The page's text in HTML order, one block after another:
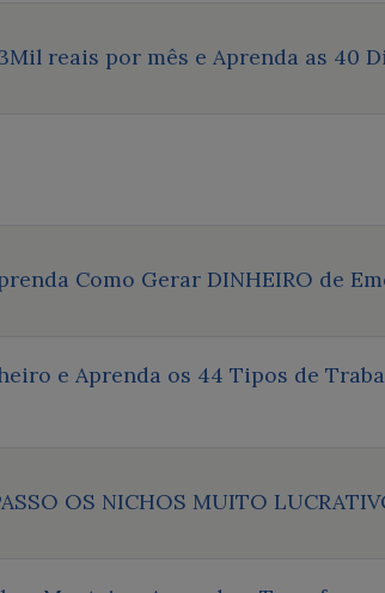
reais por mês e Aprenda as 40
Como Gerar DINHEIRO de
e Aprenda os 44 Tipos de
OS NICHOS MUITO